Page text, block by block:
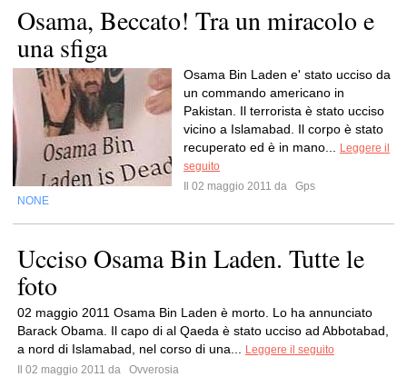
Osama, Beccato! Tra un miracolo e
una sfiga
Osama Bin Laden e' stato ucciso da
un commando americano in
Pakistan. Il terrorista è stato ucciso
vicino a Islamabad. Il corpo è stato
recuperato ed è in mano...
Leggere il
seguito
Il 02 maggio 2011 da
Gps
NONE
Ucciso Osama Bin Laden. Tutte le
foto
02 maggio 2011 Osama Bin Laden è morto. Lo ha annunciato
Barack Obama. Il capo di al Qaeda è stato ucciso ad Abbotabad,
a nord di Islamabad, nel corso di una...
Leggere il seguito
Il 02 maggio 2011 da
Ovverosia